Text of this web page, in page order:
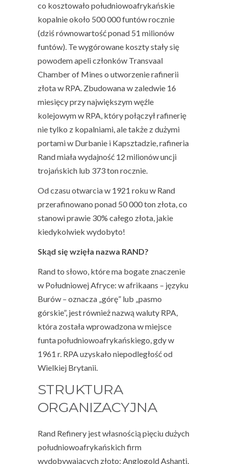
co kosztowało południowoafrykańskie
kopalnie około 500 000 funtów rocznie
(dziś równowartość ponad 51 milionów
funtów). Te wygórowane koszty stały się
powodem apeli członków Transvaal
Chamber of Mines o utworzenie rafinerii
złota w RPA. Zbudowana w zaledwie 16
miesięcy przy największym węźle
kolejowym w RPA, który połączył rafinerię
nie tylko z kopalniami, ale także z dużymi
portami w Durbanie i Kapsztadzie, rafineria
Rand miała wydajność 12 milionów uncji
trojańskich lub 373 ton rocznie.
Od czasu otwarcia w 1921 roku w Rand
przerafinowano ponad 50 000 ton złota, co
stanowi prawie 30% całego złota, jakie
kiedykolwiek wydobyto!
Skąd się wzięła nazwa RAND?
Rand to słowo, które ma bogate znaczenie
w Południowej Afryce: w afrikaans – języku
Burów – oznacza „górę” lub „pasmo
górskie”, jest również nazwą waluty RPA,
która została wprowadzona w miejsce
funta południowoafrykańskiego, gdy w
1961 r. RPA uzyskało niepodległość od
Wielkiej Brytanii.
STRUKTURA
ORGANIZACYJNA
Rand Refinery jest własnością pięciu dużych
południowoafrykańskich firm
wydobywających złoto: Anglogold Ashanti,